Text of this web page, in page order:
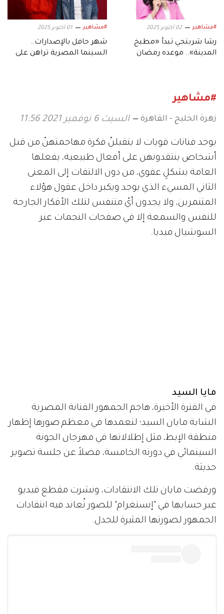
#مشاهير 02 أكتوبر 2025
رشا شربتجي تبدأ «مطبخ
المدينة».. موعده رمضان
#مشاهير 01 أكتوبر 2025
شهر حافل بالإصدارات..
السينما المصرية تراهن على
#مشاهير
زهرة الخليج - القاهرة السبت 6 نوفمبر 2021 11:56
يوجد فنانات قويات لا يتقبلنّ فكرة مهاجمتهنّ من قبل
أشخاص ينتقدونهن على أفعال طبيعية، يفعلها
العامة بشكلٍ عفوي، من دون الالتفات إلى المعنى
الثاني المسيء الذي يوجد ويكبر داخل عقول هؤلاء
المتنمرين، ولا يجدون أيّ متنفس لتلك الأفكار الجارحة
للنفس والسمعة إلا في صفحات النجمات عبر
السوشيال ميديا.
مايا السيد
في الفترة الأخيرة، هاجم الجمهور الفنانة المصرية
الشابة مايان السيد؛ لتعمدها في معظم صورها إظهار
منطقة الإبط، مثل إطلالاتها في مهرجان الجونة
السينمائي في دورته الخامسة، فضلاً عن جلسة تصوير
حديثة.
ورفضت مايان تلك الانتقادات، ونشرت مقطع فيديو
عبر حسابها في "إنستغرام" للصور تُعاند فيه انتقادات
الجمهور لصورتها المثيرة للجدل.